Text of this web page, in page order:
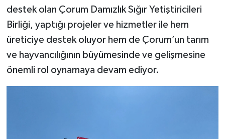
destek olan Çorum Damızlık Sığır Yetiştiricileri
Birliği, yaptığı projeler ve hizmetler ile hem
üreticiye destek oluyor hem de Çorum’un tarım
ve hayvancılığının büyümesinde ve gelişmesine
önemli rol oynamaya devam ediyor.